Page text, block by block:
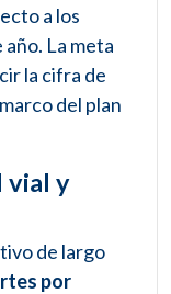
a los
La meta
la cifra de
del plan
vial y
de largo
por